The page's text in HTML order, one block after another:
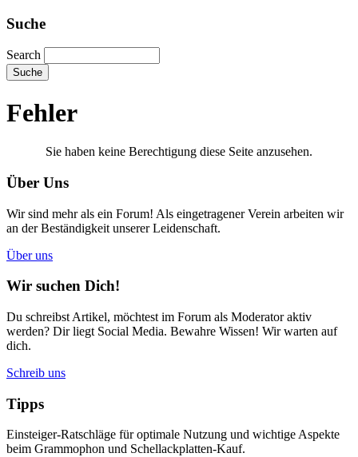
Suche
Search
Fehler
Sie haben keine Berechtigung diese Seite anzusehen.
Über Uns
Wir sind mehr als ein Forum! Als eingetragener Verein arbeiten wir
an der Beständigkeit unserer Leidenschaft.
Über uns
Wir suchen Dich!
Du schreibst Artikel, möchtest im Forum als Moderator aktiv
werden? Dir liegt Social Media. Bewahre Wissen! Wir warten auf
dich.
Schreib uns
Tipps
Einsteiger-Ratschläge für optimale Nutzung und wichtige Aspekte
beim Grammophon und Schellackplatten-Kauf.